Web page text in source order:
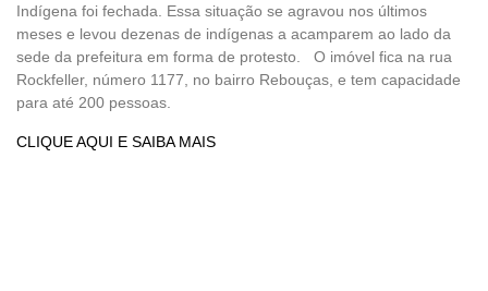
Indígena foi fechada. Essa situação se agravou nos últimos
meses e levou dezenas de indígenas a acamparem ao lado da
sede da prefeitura em forma de protesto. O imóvel fica na rua
Rockfeller, número 1177, no bairro Rebouças, e tem capacidade
para até 200 pessoas.
CLIQUE AQUI E SAIBA MAIS